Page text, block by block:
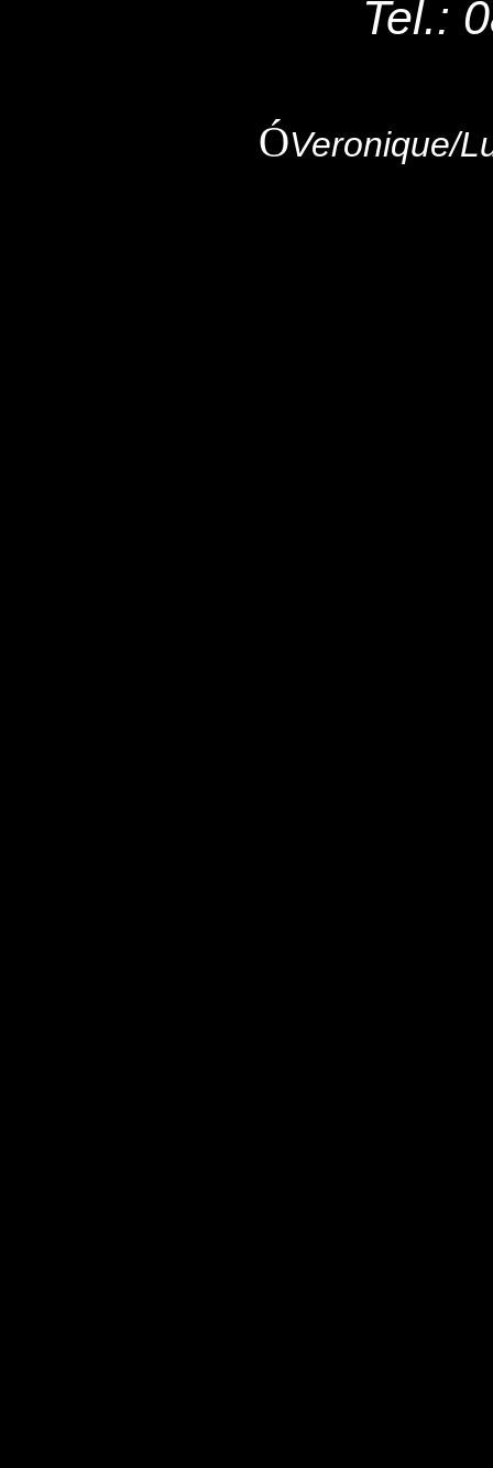
Tel.:
ÓVeronique/